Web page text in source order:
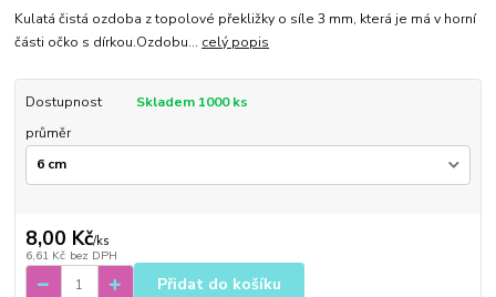
Kulatá čistá ozdoba z topolové překližky o síle 3 mm, která je má v horní
části očko s dírkou.Ozdobu... celý popis
Dostupnost
Skladem 1000 ks
průměr
8,00 Kč/ks
6,61 Kč bez DPH
Přidat do košíku